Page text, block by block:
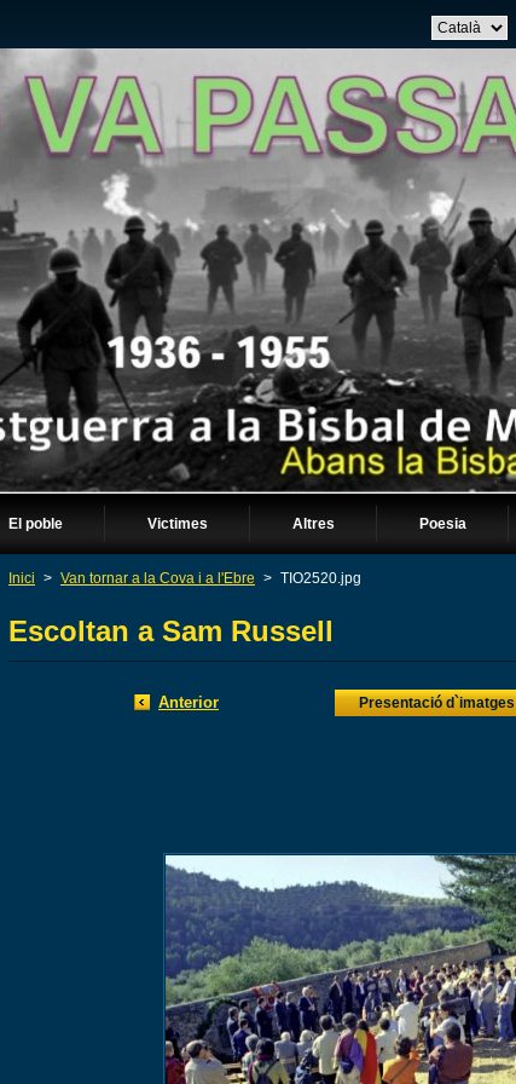
El poble Victimes Altres Poesia
Inici > Van tornar a la Cova i a l'Ebre > TIO2520.jpg
Escoltan a Sam Russell
Anterior Presentació d`imatges